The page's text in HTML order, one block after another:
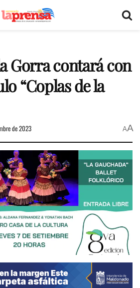
Gorra contará con
“Coplas de la
de 2023 AA